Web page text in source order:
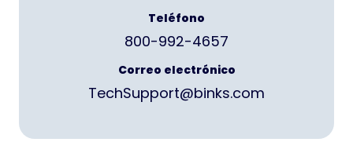
Teléfono
800-992-4657
Correo electrónico
TechSupport@binks.com